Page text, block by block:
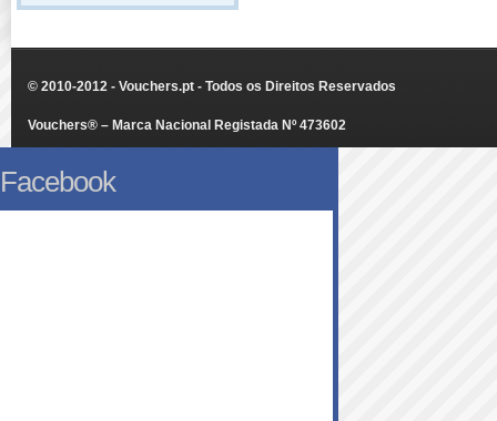
© 2010-2012 - Vouchers.pt - Todos os Direitos Reservados
Vouchers® – Marca Nacional Registada Nº 473602
Facebook